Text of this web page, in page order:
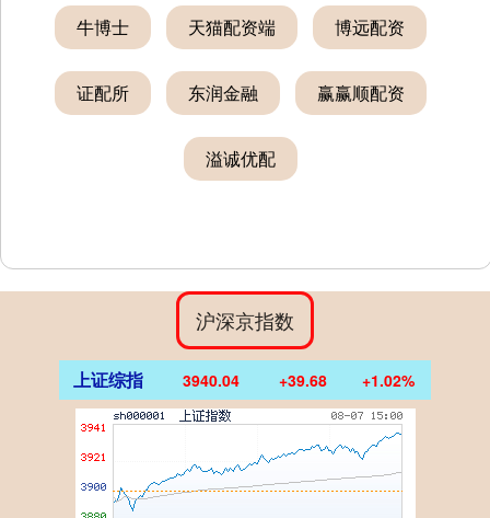
牛博士 天猫配资端 博远配资
证配所 东润金融 赢赢顺配资
溢诚优配
沪深京指数
上证综指 3940.04 +39.68 +1.02%